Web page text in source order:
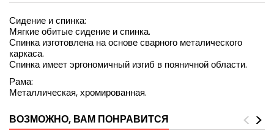
Сидение и спинка:
Мягкие обитые сидение и спинка.
Спинка изготовлена на основе сварного металического
каркаса.
Спинка имеет эргономичный изгиб в пояничной области.
Рама:
Металлическая, хромированная.
ВОЗМОЖНО, ВАМ ПОНРАВИТСЯ >
<